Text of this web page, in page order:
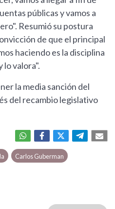
públicas y vamos a
Resumió su postura
de que el principal
haciendo es la disciplina
lo valora".
la media sanción del
del recambio legislativo
Carlos Guberman